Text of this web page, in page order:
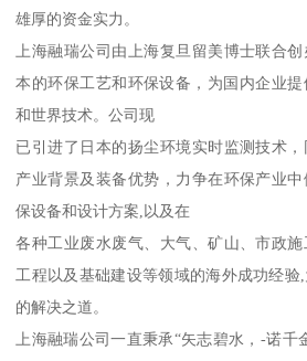
雄厚的资金实力。
上海融瑞公司由上海复旦留美博士联合
本的环保工艺和环保设备，为国内企业
和世界技术。公司现
已引进了日本的扬尘环境实时监测技术
产业背景及装备优势，力争在环保产业
保设备和设计方案,以及在
各种工业废水废气、大气、矿山、市政
工程以及基础建设等领域的海外成功经
的解决之道。
上海融瑞公司一直秉承“矢志碧水，-诺千